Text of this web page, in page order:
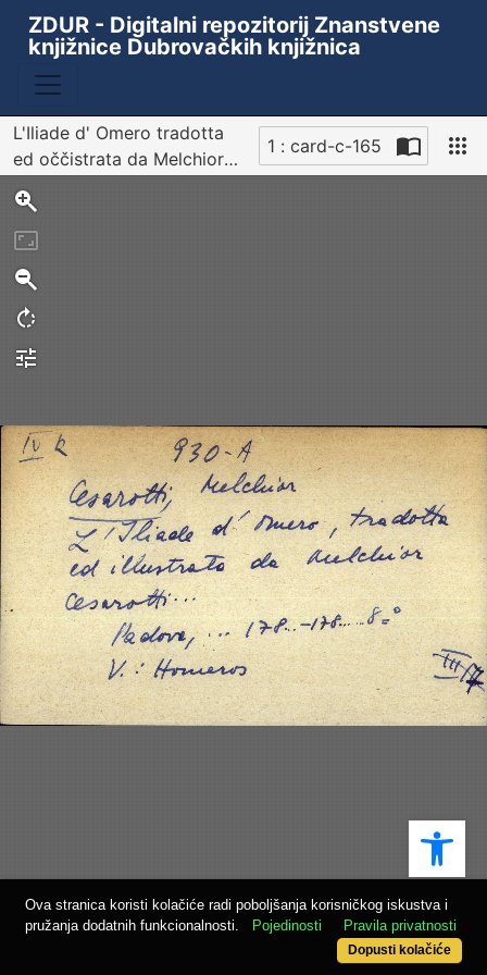
ZDUR - Digitalni repozitorij Znanstvene
knjižnice Dubrovačkih knjižnica
L'Iliade d' Omero tradotta
ed oččistrata da Melchior
Cesarotti - UPUTNICA
1 : card-c-165
Sken
Ova stranica koristi kolačiće radi poboljšanja korisničkog iskustva i
pružanja dodatnih funkcionalnosti.
Pojedinosti Pravila privatnosti
Dopusti kolačiće